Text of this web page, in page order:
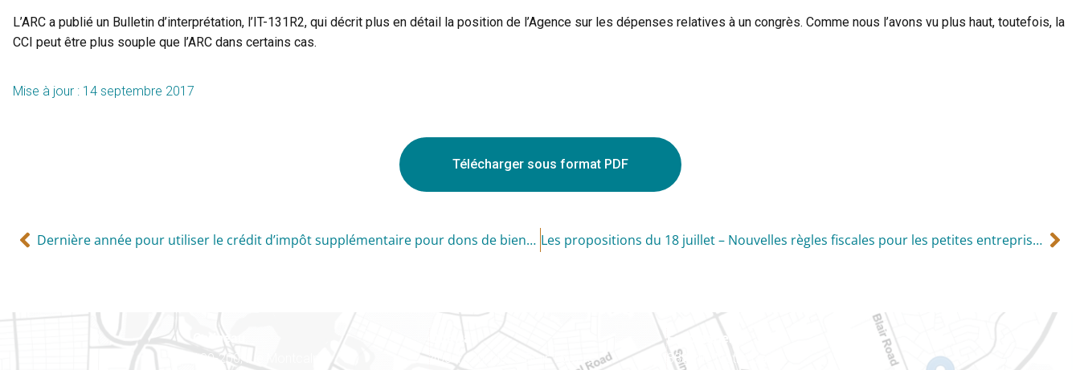
L’ARC a publié un Bulletin d’interprétation, l’IT-131R2, qui décrit plus en détail la position de l’Agence sur les dépenses relatives à un congrès. Comme nous l’avons vu plus haut, toutefois, la
CCI peut être plus souple que l’ARC dans certains cas.
Mise à jour : 14 septembre 2017
Télécharger sous format PDF
Dernière année pour utiliser le crédit d’impôt supplémentaire pour dons de bienfaisance Les propositions du 18 juillet – Nouvelles règles fiscales pour les petites entreprises
Gatineau
100-200, rue Montcalm
Ottawa
400-1420, place Blair Towers
Est ontarien
888, rue Notre-Dame